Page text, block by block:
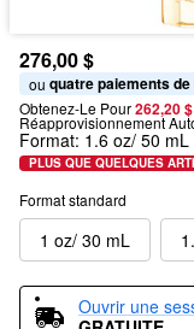
276,00 $
ou quatre paiements de
Obtenez-Le Pour262,20
Réapprovisionnement
Format: 1.6 oz/ 50 mL
PLUS QUE QUELQUES
Format standard
1 oz/ 30 mL
Ouvrir une